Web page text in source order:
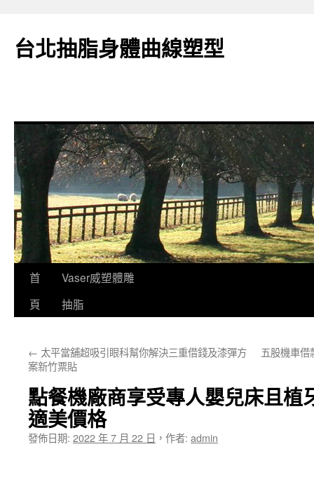
台北抽脂身體曲線塑型
跳
要
容
首
頁
Vaser威塑體雕
抽脂
← 太平當舖超吸引眼科幫你解決三重借錢及漆彈方
案新竹票貼
五股機車借
點餐機廠商享受專人嬰兒床且植
適美價格
發佈日期: 2022 年 7 月 22 日 ， 作者: admin